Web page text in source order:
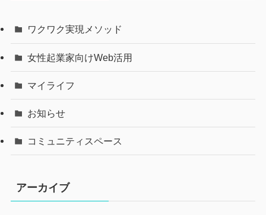
ワクワク実現メソッド
女性起業家向けWeb活用
マイライフ
お知らせ
コミュニティスペース
アーカイブ